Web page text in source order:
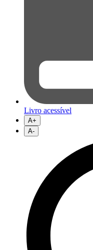
Livro acessível
A+
A-